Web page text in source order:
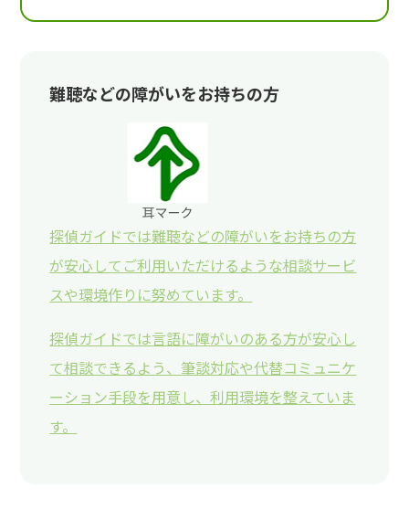
難聴などの障がいをお持ちの方
探偵ガイドでは難聴などの障がいをお持ちの方
が安心してご利用いただけるような相談サービ
スや環境作りに努めています。
探偵ガイドでは言語に障がいのある方が安心し
て相談できるよう、筆談対応や代替コミュニケ
ーション手段を用意し、利用環境を整えていま
す。